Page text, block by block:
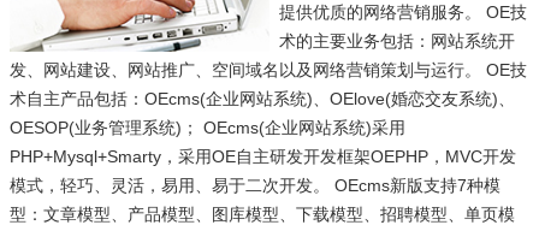
提供优质的网络营销服务。 OE技
术的主要业务包括：网站系统开
发、网站建设、网站推广、空间域名以及网络营销策划与运行。 OE技
术自主产品包括：OEcms(企业网站系统)、OElove(婚恋交友系统)、
OESOP(业务管理系统)； OEcms(企业网站系统)采用
PHP+Mysql+Smarty，采用OE自主研发开发框架OEPHP，MVC开发
模式，轻巧、灵活，易用、易于二次开发。 OEcms新版支持7种模
型：文章模型、产品模型、图库模型、下载模型、招聘模型、单页模